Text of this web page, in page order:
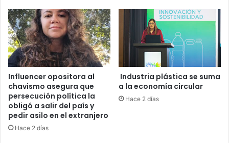
Influencer opositora al
chavismo asegura que
persecución política la
obligó a salir del país y
pedir asilo en el extranjero
Hace 2 días
Industria plástica se suma
a la economía circular
Hace 2 días